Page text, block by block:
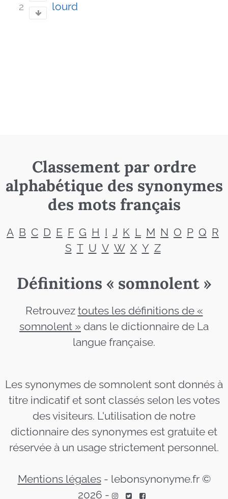
2 lourd
Classement par ordre
alphabétique des synonymes
des mots français
A B C D E F G H I J K L M N O P Q R
S T U V W X Y Z
Définitions « somnolent »
Retrouvez toutes les définitions de «
somnolent » dans le dictionnaire de La
langue française.
Les synonymes de somnolent sont donnés à
titre indicatif et sont classés selon les votes
des visiteurs. L'utilisation de notre
dictionnaire des synonymes est gratuite et
réservée à un usage strictement personnel.
Mentions légales- lebonsynonyme.fr ©
2026 -